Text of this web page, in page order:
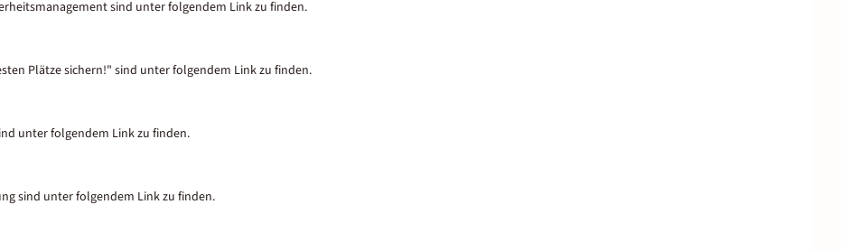
sind unter folgendem Link zu finden.
Plätze sichern!" sind unter folgendem Link zu finden.
unter folgendem Link zu finden.
sind unter folgendem Link zu finden.